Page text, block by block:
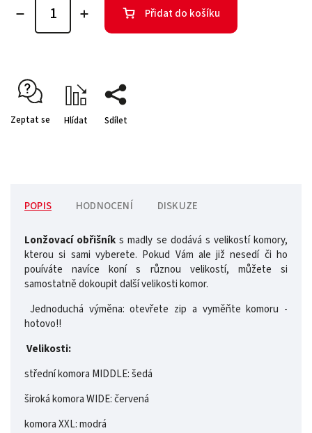
Přidat do košíku
Zeptat se Hlídat Sdílet
POPIS HODNOCENÍ DISKUZE
Lonžovací obřišník s madly se dodává s velikostí komory,
kterou si sami vyberete. Pokud Vám ale již nesedí či ho
pouíváte navíce koní s různou velikostí, můžete si
samostatně dokoupit další velikosti komor.
Jednoduchá výměna: otevřete zip a vyměňte komoru -
hotovo!!
Velikosti:
střední komora MIDDLE: šedá
široká komora WIDE: červená
komora XXL: modrá